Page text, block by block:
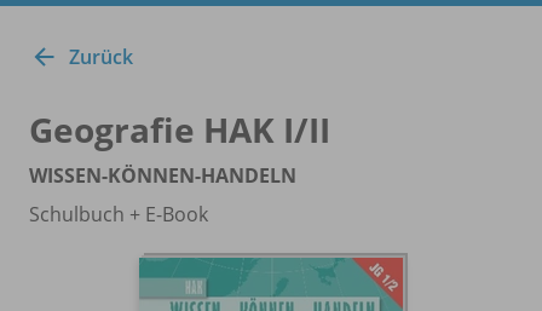
Zurück
Geografie HAK I/II
WISSEN-KÖNNEN-HANDELN
Schulbuch + E-Book